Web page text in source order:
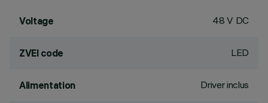
Voltage 48 V DC
ZVEI code LED
Alimentation Driver inclus